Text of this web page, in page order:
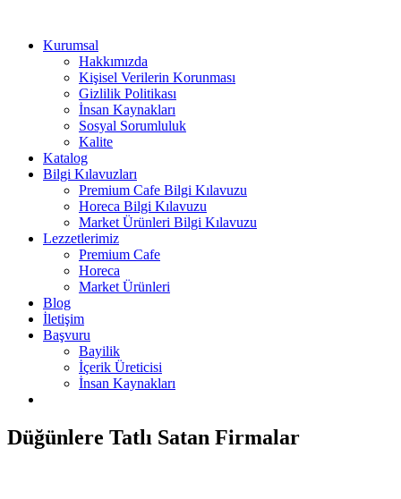
Kurumsal
Hakkımızda
Kişisel Verilerin Korunması
Gizlilik Politikası
İnsan Kaynakları
Sosyal Sorumluluk
Kalite
Katalog
Bilgi Kılavuzları
Premium Cafe Bilgi Kılavuzu
Horeca Bilgi Kılavuzu
Market Ürünleri Bilgi Kılavuzu
Lezzetlerimiz
Premium Cafe
Horeca
Market Ürünleri
Blog
İletişim
Başvuru
Bayilik
İçerik Üreticisi
İnsan Kaynakları
Düğünlere Tatlı Satan Firmalar